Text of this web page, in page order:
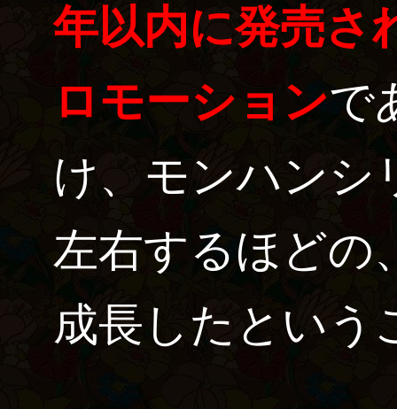
年以内に発売さ
ロモーションで
け、モンハンシ
左右するほどの
成長したという